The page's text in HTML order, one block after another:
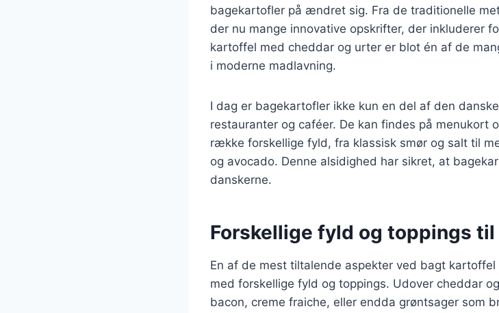
bagekartofler på ændret sig. Fra de traditionelle
der nu mange innovative opskrifter, der inkluderer
kartoffel med cheddar og urter er blot én af de
i moderne madlavning.
I dag er bagekartofler ikke kun en del af den
restauranter og caféer. De kan findes på menukort
række forskellige fyld, fra klassisk smør og salt til
og avocado. Denne alsidighed har sikret, at
danskerne.
Forskellige fyld og toppings
En af de mest tiltalende aspekter ved bagt
med forskellige fyld og toppings. Udover cheddar
bacon, creme fraiche, eller endda grøntsager som